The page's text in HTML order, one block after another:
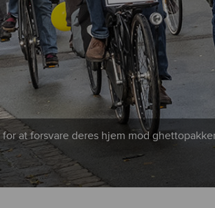
at forsvare deres hjem mod